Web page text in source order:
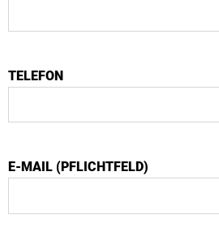
TELEFON
E-MAIL (PFLICHTFELD)